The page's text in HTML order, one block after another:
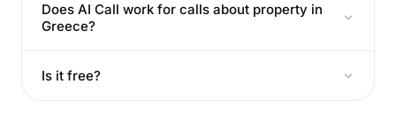
Does AI Call work for calls about property in
Greece?
Is it free?